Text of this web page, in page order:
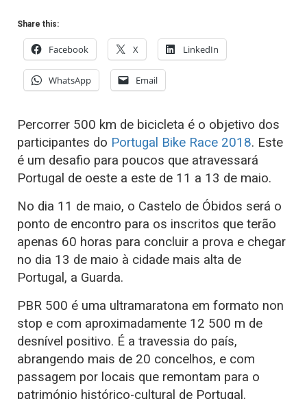
Share this:
Facebook X LinkedIn
WhatsApp Email
Percorrer 500 km de bicicleta é o objetivo dos
participantes do Portugal Bike Race 2018. Este
é um desafio para poucos que atravessará
Portugal de oeste a este de 11 a 13 de maio.
No dia 11 de maio, o Castelo de Óbidos será o
ponto de encontro para os inscritos que terão
apenas 60 horas para concluir a prova e chegar
no dia 13 de maio à cidade mais alta de
Portugal, a Guarda.
PBR 500 é uma ultramaratona em formato non
stop e com aproximadamente 12 500 m de
desnível positivo. É a travessia do país,
abrangendo mais de 20 concelhos, e com
passagem por locais que remontam para o
património histórico-cultural de Portugal.